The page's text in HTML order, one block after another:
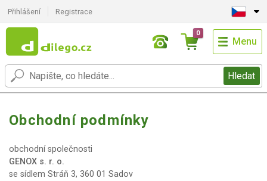
Přihlášení Registrace
Hledat
0
Menu
Obchodní podmínky
obchodní společnosti
GENOX s. r. o.
se sídlem Stráň 3, 360 01 Sadov